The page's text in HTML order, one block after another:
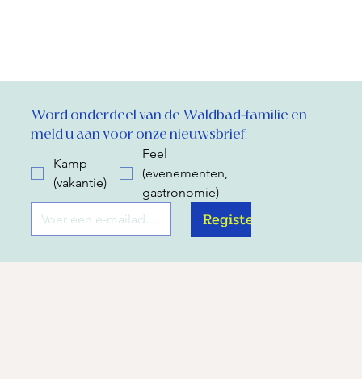
Word onderdeel van de Waldbad-familie en
meld u aan voor onze nieuwsbrief:
Kamp
(vakantie)
Feel
(evenementen,
gastronomie)
Register